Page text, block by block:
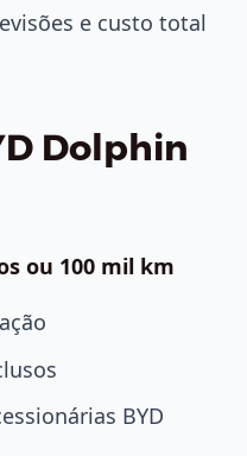
e custo total
Dolphin
ou 100 mil km
BYD